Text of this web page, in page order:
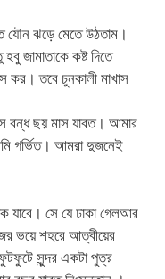
যৌন ঝড়ে মেতে উঠতাম।
জামাতাকে কষ্ট দিতে
কর। তবে চুনকালী মাখাস
বন্ধ ছয় মাস যাবত। আমার
গর্ভিত। আমরা দুজনেই
যাবে। সে যে ঢাকা গেলআর
ভয়ে শহরে আত্বীয়ের
ফুটফুটে সুন্দর একটা পুত্র